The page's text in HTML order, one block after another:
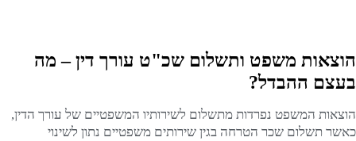
הוצאות משפט ותשלום שכ"ט עורך דין – מה
בעצם ההבדל?
הוצאות המשפט נפרדות מתשלום לשירותיו המשפטיים של עורך הדין,
כאשר תשלום שכר הטרחה בגין שירותים משפטיים נתון לשינוי